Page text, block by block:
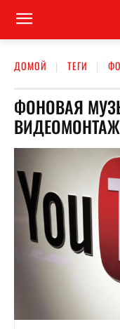
ДОМОЙ ТЕГИ
ФОНОВАЯ